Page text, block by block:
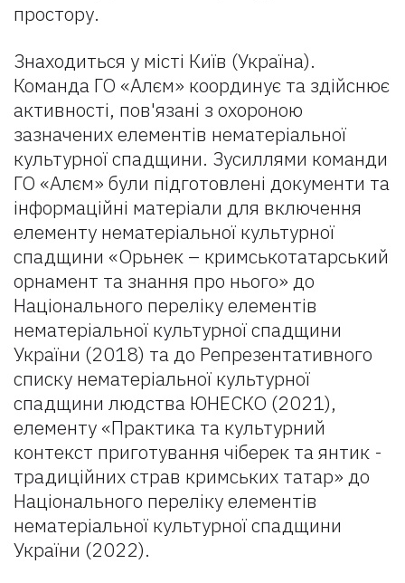
простору.
Знаходиться у місті Київ (Україна).
Команда ГО «Алєм» координує та здійснює
активності, пов'язані з охороною
зазначених елементів нематеріальної
культурної спадщини. Зусиллями команди
ГО «Алєм» були підготовлені документи та
інформаційні матеріали для включення
елементу нематеріальної культурної
спадщини «Орьнек – кримськотатарський
орнамент та знання про нього» до
Національного переліку елементів
нематеріальної культурної спадщини
України (2018) та до Репрезентативного
списку нематеріальної культурної
спадщини людства ЮНЕСКО (2021),
елементу «Практика та культурний
контекст приготування чіберек та янтик -
традиційних страв кримських татар» до
Національного переліку елементів
нематеріальної культурної спадщини
України (2022).